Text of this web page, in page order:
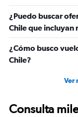
¿Puedo buscar
Chile que incluyan
¿Cómo busco
Chile?
Ver
Consulta